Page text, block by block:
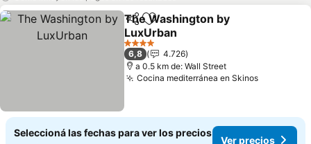
Compartir
Añadir a favoritos
The Washington by
LuxUrban
Ver precios
4 Estrellas
6,8
4.726
a 0.5 km de: Wall Street
Cocina mediterránea en SkinosVer
Seleccioná las fechas para ver los precios
Ver precios